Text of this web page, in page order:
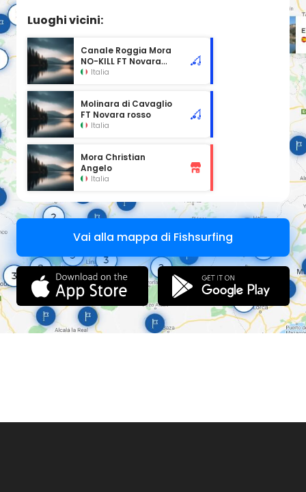
Luoghi vicini:
Canale Roggia Mora
NO-KILL FT Novara
rosso
Italia
Molinara di Cavaglio
FT Novara rosso
Italia
Mora Christian
Angelo
Italia
Vai alla mappa di Fishsurfing